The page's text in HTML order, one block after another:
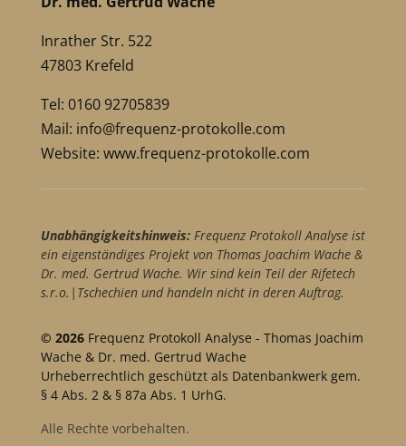
Inrather Str. 522
47803 Krefeld
Tel: 0160 92705839
Mail: info@frequenz-protokolle.com
Website: www.frequenz-protokolle.com
Unabhängigkeitshinweis:Frequenz Protokoll Analyse ist
ein eigenständiges Projekt von Thomas Joachim Wache &
Dr. med. Gertrud Wache. Wir sind kein Teil der Rifetech
s.r.o.|Tschechien und handeln nicht in deren Auftrag.
© 2026 Frequenz Protokoll Analyse - Thomas Joachim
Wache & Dr. med. Gertrud Wache
Urheberrechtlich geschützt als Datenbankwerk gem.
§ 4 Abs. 2 & § 87a Abs. 1 UrhG.
Alle Rechte vorbehalten.